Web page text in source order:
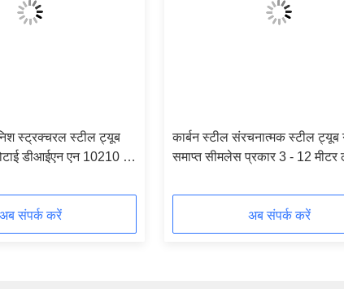
स्ट्रक्चरल स्टील ट्यूब
डीआईएन एन 10210 2
अब संपर्क करें
कार्बन स्टील संरचनात्मक स्टील ट्यूब
समाप्त सीमलेस प्रकार 3 - 12 मीटर
अब संपर्क करें